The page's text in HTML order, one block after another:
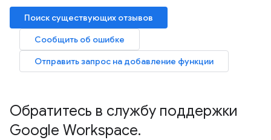
Поиск существующих отзывов
Сообщить об ошибке
Отправить запрос на добавление функции
Обратитесь в службу поддержки
Google Workspace.